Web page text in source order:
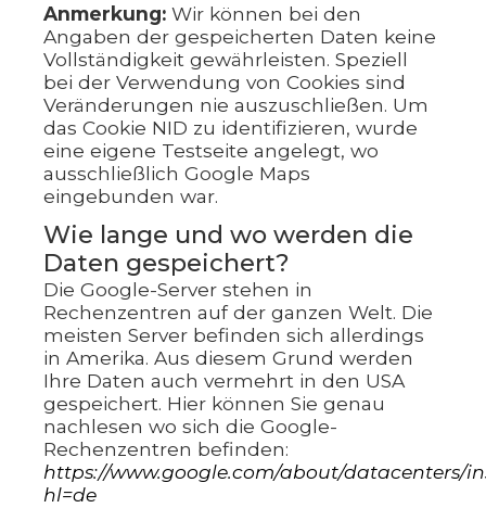
Anmerkung: Wir können bei den
Angaben der gespeicherten Daten keine
Vollständigkeit gewährleisten. Speziell
bei der Verwendung von Cookies sind
Veränderungen nie auszuschließen. Um
das Cookie NID zu identifizieren, wurde
eine eigene Testseite angelegt, wo
ausschließlich Google Maps
eingebunden war.
Wie lange und wo werden die
Daten gespeichert?
Die Google-Server stehen in
Rechenzentren auf der ganzen Welt. Die
meisten Server befinden sich allerdings
in Amerika. Aus diesem Grund werden
Ihre Daten auch vermehrt in den USA
gespeichert. Hier können Sie genau
nachlesen wo sich die Google-
Rechenzentren befinden:
https://www.google.com/about/datacenters/
hl=de